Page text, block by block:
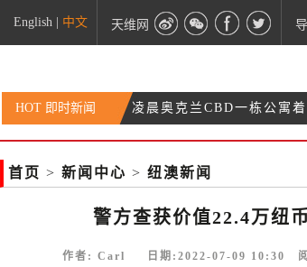
English 中文 天维网
HOT 即时新闻
凌晨奥克兰CBD一栋公寓
学校假期撞上恶劣天气！多
警
首页 > 新闻中心 > 纽澳新闻
警方查获价值22.4万纽
作者: Carl 日期:2022-07-09 10:30